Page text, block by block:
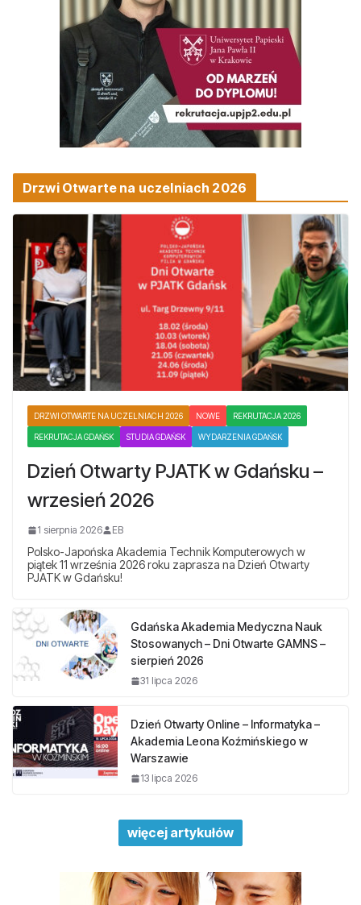
Drzwi Otwarte na uczelniach 2026
DRZWI OTWARTE NA UCZELNIACH 2026 NOWE REKRUTACJA 2026
REKRUTACJA GDAŃSK STUDIA GDAŃSK WYDARZENIA GDAŃSK
Dzień Otwarty PJATK w Gdańsku –
wrzesień 2026
1 sierpnia 2026 EB
Polsko-Japońska Akademia Technik Komputerowych w
piątek 11 września 2026 roku zaprasza na Dzień Otwarty
PJATK w Gdańsku!
Gdańska Akademia Medyczna Nauk
Stosowanych – Dni Otwarte GAMNS –
sierpień 2026
31 lipca 2026
Dzień Otwarty Online – Informatyka –
Akademia Leona Koźmińskiego w
Warszawie
13 lipca 2026
więcej artykułów